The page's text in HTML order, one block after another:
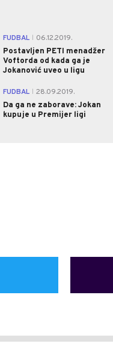
FUDBAL
06.12.2019.
Postavljen PETI menadžer
Voftorda od kada ga je
Jokanović uveo u ligu
FUDBAL
28.09.2019.
Da ga ne zaborave: Jokan
kupuje u Premijer ligi